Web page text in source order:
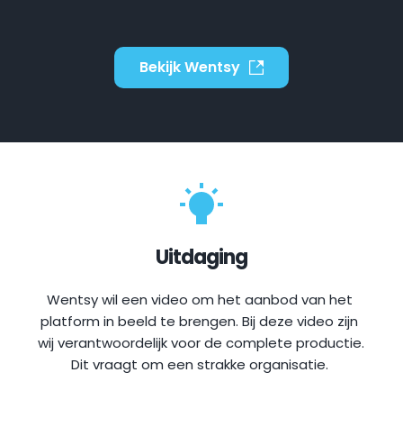
Bekijk Wentsy
Uitdaging
Wentsy wil een video om het aanbod van het
platform in beeld te brengen. Bij deze video zijn
wij verantwoordelijk voor de complete productie.
Dit vraagt om een strakke organisatie.